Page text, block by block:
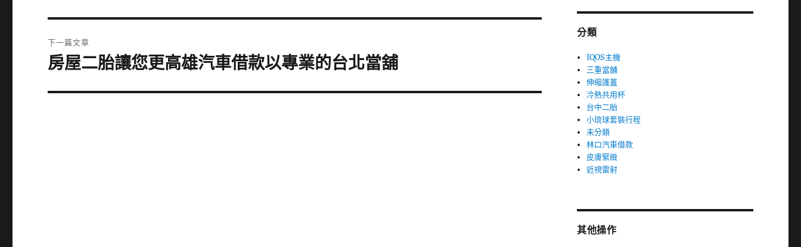
篇
文
章:
下一篇文章
下
篇
房屋二胎讓您更高雄汽車借款以專業的台北當舖
分類
IQOS主機
三重當舖
伸縮護蓋
冷熱共用杯
台中二胎
小琉球套裝行程
未分類
林口汽車借款
皮膚緊緻
近視雷射
其他操作